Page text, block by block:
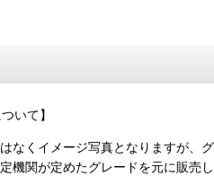
いて】
なくイメージ写真となりますが、
機関が定めたグレードを元に販売